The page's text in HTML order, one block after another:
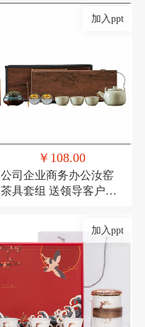
加入ppt
￥108.00
公司企业商务办公汝窑
茶具套组 送领导客户实
加入ppt